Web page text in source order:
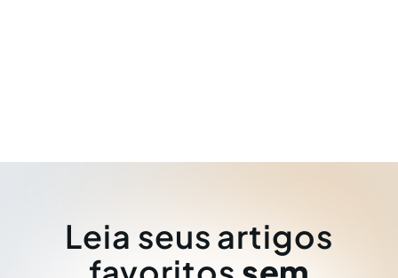
Leia seus artigos